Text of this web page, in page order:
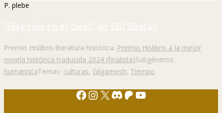
P. plebe
"Hay ríos en el cielo" de Elif Shafak
Premio Hislibris literatura histórica: Premio Hislibris a la mejor
novela histórica traducida 2024 (finalista)Subgéneros:
humanistaTemas: culturas, Gilgamesh, Tiempo
Facebook
Instagram
X Discord
Patreon
YouTube